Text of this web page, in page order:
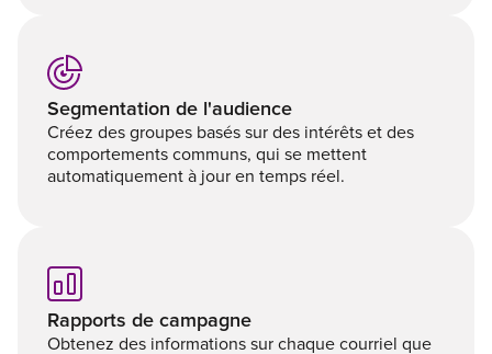
Segmentation de l'audience
Créez des groupes basés sur des intérêts et des
comportements communs, qui se mettent
automatiquement à jour en temps réel.
Rapports de campagne
Obtenez des informations sur chaque courriel que